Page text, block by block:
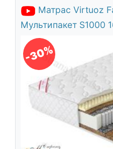
Матрас Virtuoz
Мультипакет S1000
-30%